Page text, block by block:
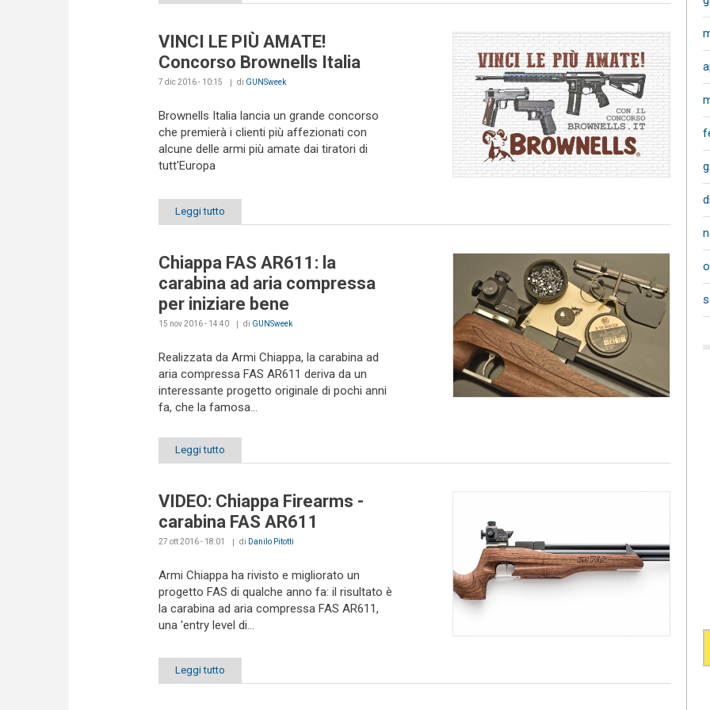
VINCI LE PIÙ AMATE!
Concorso Brownells Italia
7 dic 2016 - 10:15 di GUNSweek
Brownells Italia lancia un grande concorso
che premierà i clienti più affezionati con
alcune delle armi più amate dai tiratori di
tutt'Europa
Leggi tutto
Chiappa FAS AR611: la
carabina ad aria compressa
per iniziare bene
15 nov 2016 - 14:40 di GUNSweek
Realizzata da Armi Chiappa, la carabina ad
aria compressa FAS AR611 deriva da un
interessante progetto originale di pochi anni
fa, che la famosa...
Leggi tutto
VIDEO: Chiappa Firearms -
carabina FAS AR611
27 ott 2016 - 18:01 di Danilo Pitotti
Armi Chiappa ha rivisto e migliorato un
progetto FAS di qualche anno fa: il risultato è
la carabina ad aria compressa FAS AR611,
una 'entry level di...
Leggi tutto